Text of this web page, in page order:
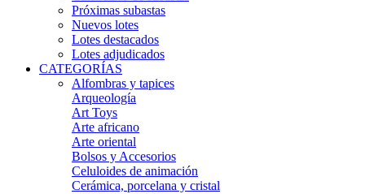
Próximas subastas
Nuevos lotes
Lotes destacados
Lotes adjudicados
CATEGORÍAS
Alfombras y tapices
Arqueología
Art Toys
Arte africano
Arte oriental
Bolsos y Accesorios
Celuloides de animación
Cerámica, porcelana y cristal